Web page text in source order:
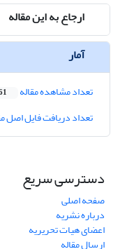
ارجاع به این مقاله
آمار
تعداد مشاهده مقاله
تعداد دریافت فایل اصل
دسترسی سریع
صفحه اصلی
درباره نشریه
اعضای هیات تحریریه
ارسال مقاله